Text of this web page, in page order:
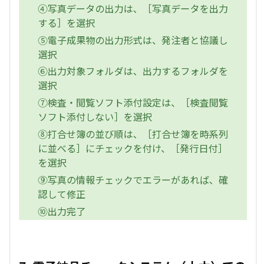
④写真データの出力は、［写真データを出力
する］を選択
⑤電子成果物の出力形式は、発注者と協議し
選択
⑥出力対象フォルダは、出力するフォルダを
選択
⑦検査・閲覧ソフト添付設定は、［検査閲覧
ソフト添付しない］を選択
⑧打合せ簿の並び順は、［打合せ簿を時系列
に並べる］にチェックを付け、［発行日付］
を選択
⑨写真の情報チェックでエラーがあれば、確
認して修正
⑩出力完了